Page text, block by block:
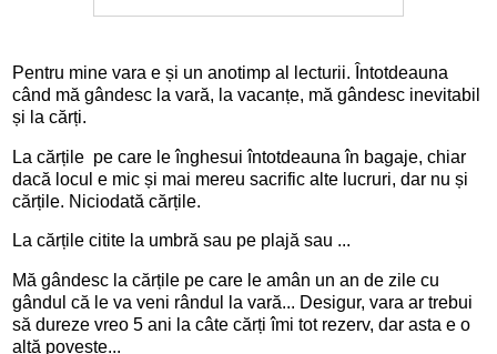
Pentru mine vara e și un anotimp al lecturii. Întotdeauna
când mă gândesc la vară, la vacanțe, mă gândesc inevitabil
și la cărți.
La cărțile pe care le înghesui întotdeauna în bagaje, chiar
dacă locul e mic și mai mereu sacrific alte lucruri, dar nu și
cărțile. Niciodată cărțile.
La cărțile citite la umbră sau pe plajă sau ...
Mă gândesc la cărțile pe care le amân un an de zile cu
gândul că le va veni rândul la vară... Desigur, vara ar trebui
să dureze vreo 5 ani la câte cărți îmi tot rezerv, dar asta e o
altă poveste...